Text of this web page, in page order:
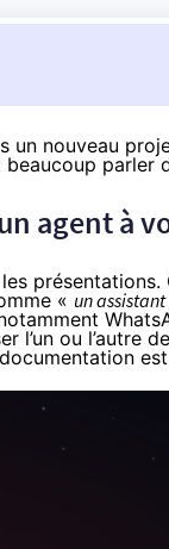
un nouveau
parler
agent à
présentations.
« un
l’un ou l’autre
est